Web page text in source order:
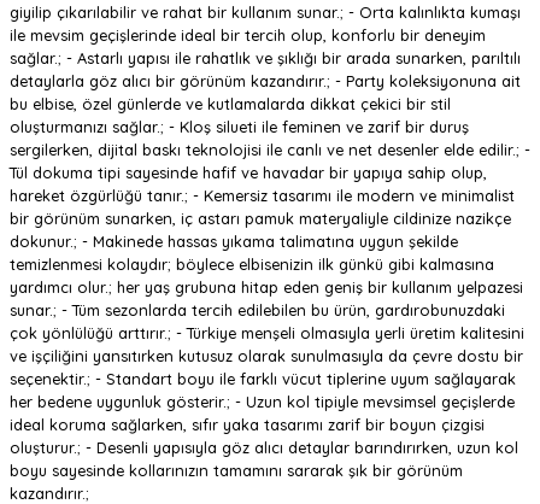
giyilip çıkarılabilir ve rahat bir kullanım sunar.; - Orta kalınlıkta kumaşı
ile mevsim geçişlerinde ideal bir tercih olup, konforlu bir deneyim
sağlar.; - Astarlı yapısı ile rahatlık ve şıklığı bir arada sunarken, parıltılı
detaylarla göz alıcı bir görünüm kazandırır.; - Party koleksiyonuna ait
bu elbise, özel günlerde ve kutlamalarda dikkat çekici bir stil
oluşturmanızı sağlar.; - Kloş silueti ile feminen ve zarif bir duruş
sergilerken, dijital baskı teknolojisi ile canlı ve net desenler elde edilir.; -
Tül dokuma tipi sayesinde hafif ve havadar bir yapıya sahip olup,
hareket özgürlüğü tanır.; - Kemersiz tasarımı ile modern ve minimalist
bir görünüm sunarken, iç astarı pamuk materyaliyle cildinize nazikçe
dokunur.; - Makinede hassas yıkama talimatına uygun şekilde
temizlenmesi kolaydır; böylece elbisenizin ilk günkü gibi kalmasına
yardımcı olur.; her yaş grubuna hitap eden geniş bir kullanım yelpazesi
sunar.; - Tüm sezonlarda tercih edilebilen bu ürün, gardırobunuzdaki
çok yönlülüğü arttırır.; - Türkiye menşeli olmasıyla yerli üretim kalitesini
ve işçiliğini yansıtırken kutusuz olarak sunulmasıyla da çevre dostu bir
seçenektir.; - Standart boyu ile farklı vücut tiplerine uyum sağlayarak
her bedene uygunluk gösterir.; - Uzun kol tipiyle mevsimsel geçişlerde
ideal koruma sağlarken, sıfır yaka tasarımı zarif bir boyun çizgisi
oluşturur.; - Desenli yapısıyla göz alıcı detaylar barındırırken, uzun kol
boyu sayesinde kollarınızın tamamını sararak şık bir görünüm
kazandırır.;